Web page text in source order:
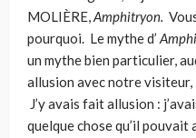
MOLIÈRE,Amphitryon.
pourquoi. Le mythe d’
un mythe bien particulier,
allusion avec notre
J’y avais fait allusion :
quelque chose qu’il pouvait